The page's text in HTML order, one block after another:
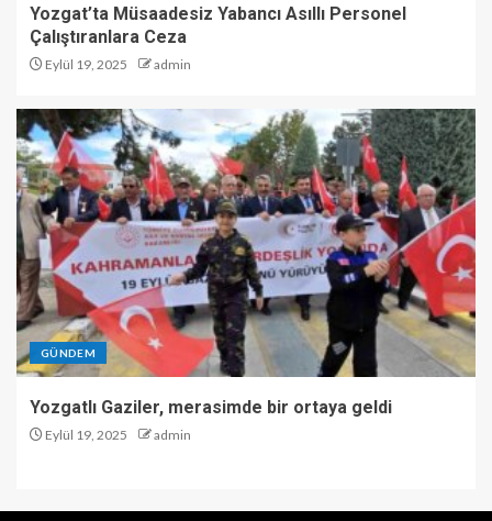
Yozgat’ta Müsaadesiz Yabancı Asıllı Personel
Çalıştıranlara Ceza
Eylül 19, 2025 admin
GÜNDEM
Yozgatlı Gaziler, merasimde bir ortaya geldi
Eylül 19, 2025 admin